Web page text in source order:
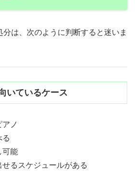
は、次のように判断すると迷いま
いているケース
ノ
る
可能
るスケジュールがある